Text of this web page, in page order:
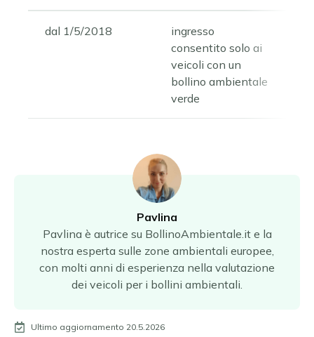
dal 1/5/2018
ingresso
consentito solo ai
veicoli con un
bollino ambientale
verde
Pavlina
Pavlina è autrice su BollinoAmbientale.it e la
nostra esperta sulle zone ambientali europee,
con molti anni di esperienza nella valutazione
dei veicoli per i bollini ambientali.
Ultimo aggiornamento 20.5.2026